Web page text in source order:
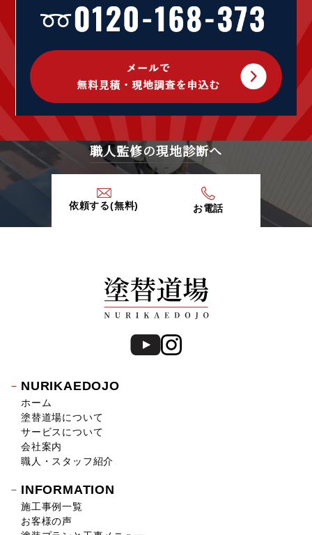
2020年12月 (1)
2020年9月 (1)
2020年5月 (1)
2020年4月 (5)
2020年3月 (7)
2020年1月 (9)
2019年12月 (6)
2019年11月 (13)
2019年10月 (15)
2019年9月 (20)
2018年10月 (17)
2018年9月 (14)
2018年8月 (16)
2018年7月 (19)
2018年6月 (11)
2018年4月 (14)
2018年3月 (17)
2018年2月 (18)
職人監修の現地診断へ
依頼する(無料) お電話
NURIKAEDOJO
ホーム
塗替道場について
サービスについて
会社案内
職人・スタッフ紹介
INFORMATION
施工事例一覧
お客様の声